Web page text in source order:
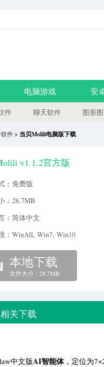
电脑游戏 安
件 聊天软件 图形
件> 当贝Molili电脑版下载
v1.1.2官方版
：免费版
：28.7MB
：简体中文
：WinAll, Win7, Win10
本地下载
文件大小：28.7MB
相关下载
中文版AI智能体，定位为